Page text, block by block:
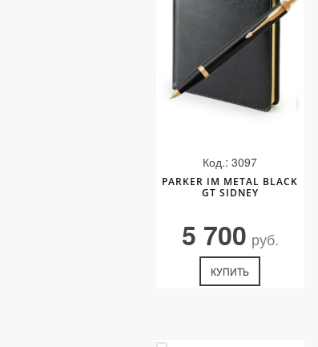
Код.: 3097
PARKER IM METAL BLACK
GT SIDNEY
5 700 руб.
КУПИТЬ